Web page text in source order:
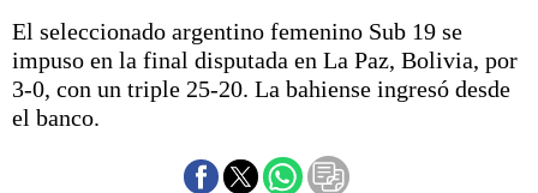
Liga del Sur
Básquetbol
Fútbol
Cines
El seleccionado argentino femenino Sub 19 se
impuso en la final disputada en La Paz, Bolivia, por
3-0, con un triple 25-20. La bahiense ingresó desde
el banco.